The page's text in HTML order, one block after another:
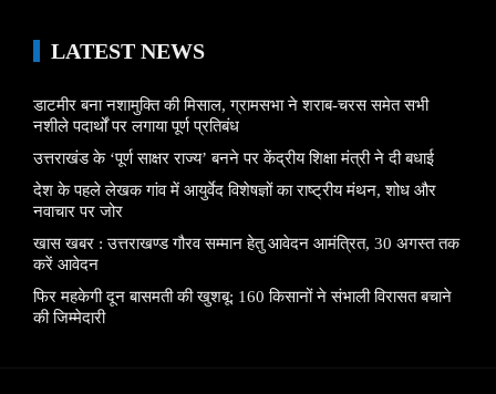
LATEST NEWS
डाटमीर बना नशामुक्ति की मिसाल, ग्रामसभा ने शराब-चरस समेत सभी
नशीले पदार्थों पर लगाया पूर्ण प्रतिबंध
उत्तराखंड के ‘पूर्ण साक्षर राज्य’ बनने पर केंद्रीय शिक्षा मंत्री ने दी बधाई
देश के पहले लेखक गांव में आयुर्वेद विशेषज्ञों का राष्ट्रीय मंथन, शोध और
नवाचार पर जोर
खास खबर : उत्तराखण्ड गौरव सम्मान हेतु आवेदन आमंत्रित, 30 अगस्त तक
करें आवेदन
फिर महकेगी दून बासमती की खुशबू: 160 किसानों ने संभाली विरासत बचाने
की जिम्मेदारी